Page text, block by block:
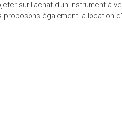
sur l’achat d’un instrument à
proposons également la location